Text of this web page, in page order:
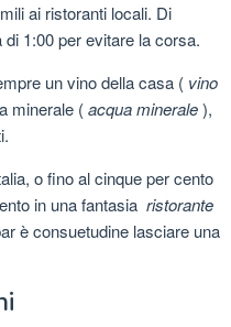
ai ristoranti locali. Di
1:00 per evitare la corsa.
un vino della casa ( vino
minerale (acqua minerale),
o fino al cinque per cento
in una fantasia ristorante
è consuetudine lasciare una